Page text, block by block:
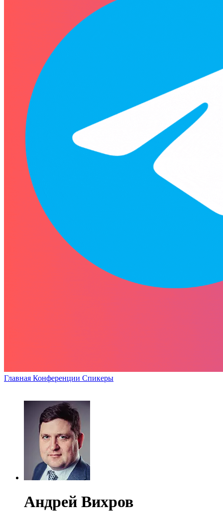
Главная Конференции Спикеры
Андрей Вихров